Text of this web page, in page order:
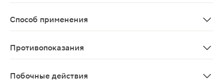
Способ применения
Противопоказания
Побочные действия